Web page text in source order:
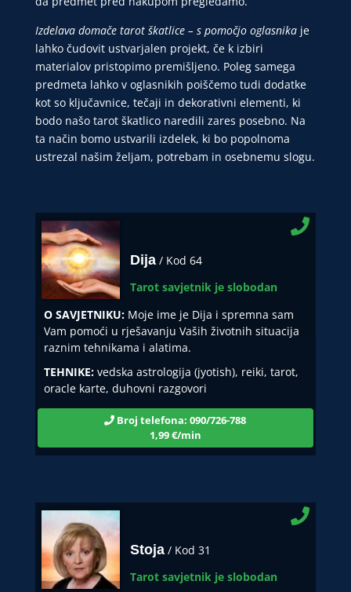
Izdelava domače tarot škatlice – s pomočjo oglasnikaje
lahko čudovit ustvarjalen projekt, če k izbiri
materialov pristopimo premišljeno. Poleg samega
predmeta lahko v oglasnikih poiščemo tudi dodatke
kot so ključavnice, tečaji in dekorativni elementi, ki
bodo našo tarot škatlico naredili zares posebno. Na
ta način bomo ustvarili izdelek, ki bo popolnoma
ustrezal našim željam, potrebam in osebnemu slogu.
Dija / Kod 64
Tarot savjetnik je slobodan
O SAVJETNIKU:Moje ime je Dija i spremna sam
Vam pomoći u rješavanju Vaših životnih situacija
raznim tehnikama i alatima.
TEHNIKE:vedska astrologija (jyotish), reiki, tarot,
oracle karte, duhovni razgovori
Broj telefona: 090/726-788
1,99 €/min
Stoja / Kod 31
Tarot savjetnik je slobodan